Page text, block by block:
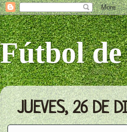
Fútbol
JUEVES, 26 DE